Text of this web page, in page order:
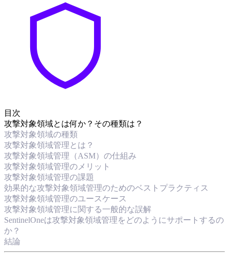
目次
攻撃対象領域とは何か？その種類は？
攻撃対象領域の種類
攻撃対象領域管理とは？
攻撃対象領域管理（ASM）の仕組み
攻撃対象領域管理のメリット
攻撃対象領域管理の課題
効果的な攻撃対象領域管理のためのベストプラクティス
攻撃対象領域管理のユースケース
攻撃対象領域管理に関する一般的な誤解
SentinelOneは攻撃対象領域管理をどのようにサポートするの
か？
結論